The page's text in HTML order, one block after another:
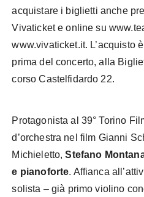
acquistare i biglietti anche
Vivaticket e online su
www.vivaticket.it. L’acquisto
prima del concerto, alla
corso Castelfidardo 22.
Protagonista al 39° Torino
d’orchestra nel film Gianni
Michieletto,Stefano
e pianoforte. Affianca
solista – già primo violino